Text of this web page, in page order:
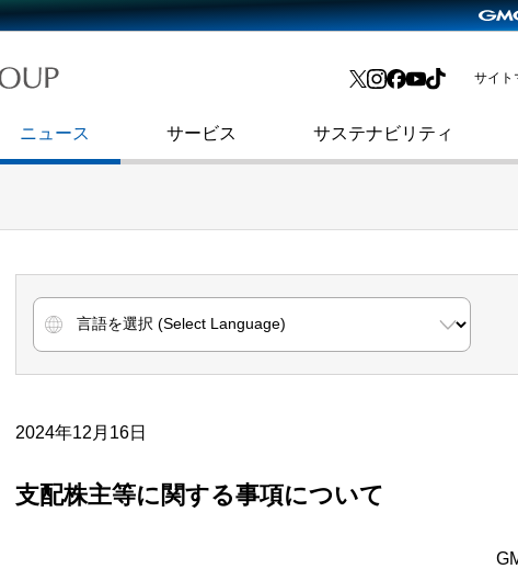
社史
渋谷フクラス入館方法
ニュース
取材
サービス
その
サステナビリティ
ン 政府
よくあるご質問 格
サイト
2024年12月16日
支配株主等に関する事項について